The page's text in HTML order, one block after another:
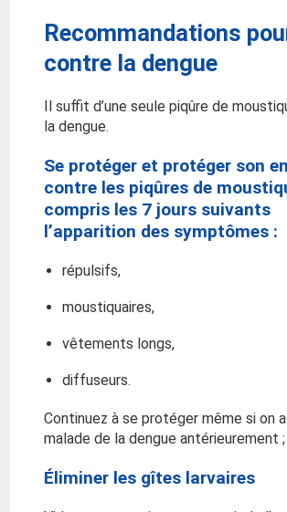
Recommandations
contre la dengue
Il suffit d’une seule piqûre de
la dengue.
Se protéger et protéger son
contre les piqûres de
compris les 7 jours suivants
l’apparition des symptômes :
répulsifs,
moustiquaires,
vêtements longs,
diffuseurs.
Continuez à se protéger même si on
malade de la dengue antérieurement ;
Éliminer les gîtes larvaires